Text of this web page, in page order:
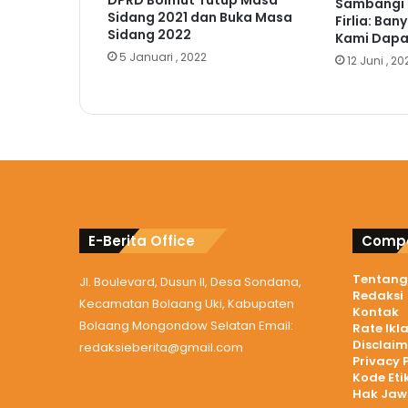
Sidang 2021 dan Buka Masa
Sidang 2022
5 Januari , 2022
Sambangi
Firlia:
Kami
12 Juni ,
E-Berita Office
Jl. Boulevard, Dusun II, Desa Sondana,
Kecamatan Bolaang Uki, Kabupaten
Bolaang Mongondow Selatan Email:
redaksieberita@gmail.com
Redaksi
Kontak
Rate
Privacy
Kode
Hak